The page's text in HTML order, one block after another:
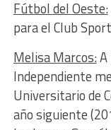
Fútbol del Oeste:
para el Club
Melisa Marcos:A
Independiente
Universitario de
año siguiente